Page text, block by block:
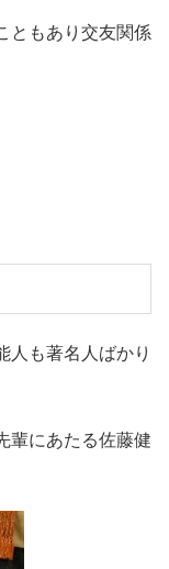
ともあり交友関係
人も著名人ばかり
輩にあたる佐藤健